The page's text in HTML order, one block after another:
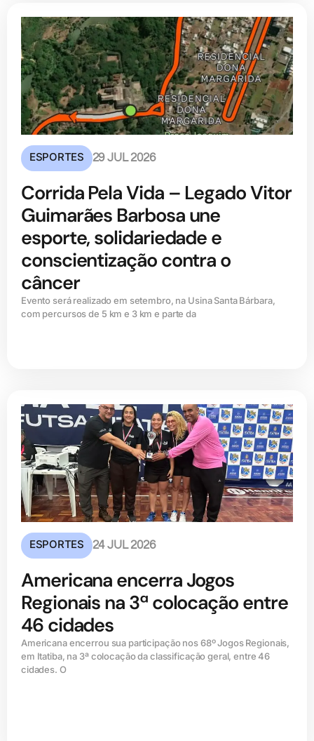
ESPORTES 29 JUL 2026
Corrida Pela Vida – Legado Vitor
Guimarães Barbosa une
esporte, solidariedade e
conscientização contra o
câncer
Evento será realizado em setembro, na Usina Santa Bárbara,
com percursos de 5 km e 3 km e parte da
ESPORTES 24 JUL 2026
Americana encerra Jogos
Regionais na 3ª colocação entre
46 cidades
Americana encerrou sua participação nos 68º Jogos Regionais,
em Itatiba, na 3ª colocação da classificação geral, entre 46
cidades. O